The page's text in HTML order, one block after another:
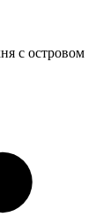
с островом